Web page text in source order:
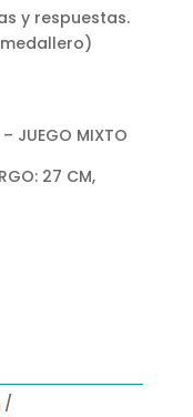
y respuestas.
JUEGO MIXTO
27 CM,